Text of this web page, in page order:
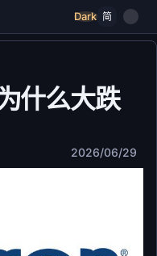
Dark 简
什么大跌
2026/06/29